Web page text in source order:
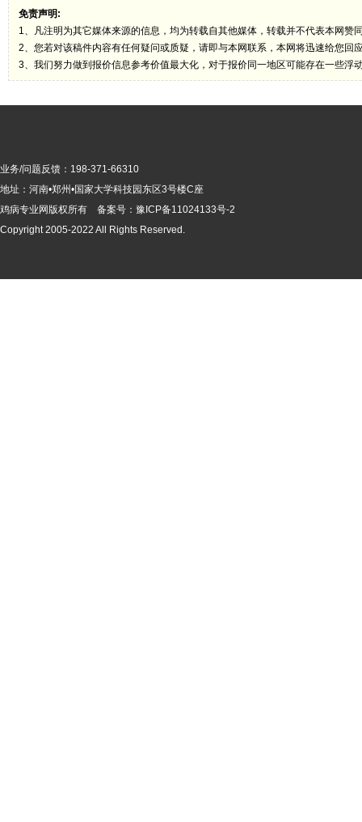
免责声明:
1、凡注明为其它媒体来源的信息，均为转载自其他媒体，转载并不代表本网赞
2、您若对该稿件内容有任何疑问或质疑，请即与本网联系，本网将迅速给您回
3、我们努力做到报价信息参考价值最大化，对于报价同一地区可能存在一些浮
业务/问题反馈：198-371-66310
地址：河南•郑州•国家大学科技园东区3号楼C座
鸡病专业网版权所有 备案号： 豫ICP备11024133号-2
Copyright 2005-2022 All Rights Reserved.